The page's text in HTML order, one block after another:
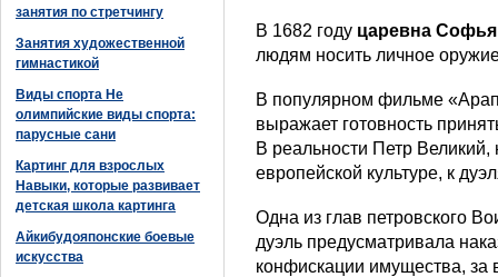
занятия по стретчингу
Занятия художественной
гимнастикой
Виды спорта Не
олимпийские виды спорта:
парусные сани
Картинг для взрослых
Навыки, которые развивает
детская школа картинга
Айкибудояпонские боевые
искусства
В 1682 году царевна
людям носить личное
В популярном фильме
выражает готовность
В реальности Петр
европейской культуре, к
Одна из глав петровского
дуэль предусматривала
конфискации имущества,